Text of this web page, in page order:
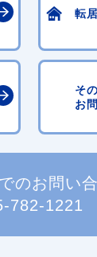
転
そ
お
のお問い
782-1221